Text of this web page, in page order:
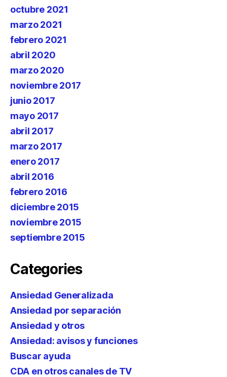
octubre 2021
marzo 2021
febrero 2021
abril 2020
marzo 2020
noviembre 2017
junio 2017
mayo 2017
abril 2017
marzo 2017
enero 2017
abril 2016
febrero 2016
diciembre 2015
noviembre 2015
septiembre 2015
Categories
Ansiedad Generalizada
Ansiedad por separación
Ansiedad y otros
Ansiedad: avisos y funciones
Buscar ayuda
CDA en otros canales de TV